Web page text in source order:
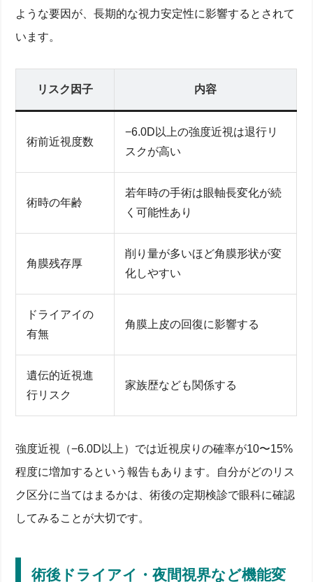
ような要因が、長期的な視力安定性に影響するとされて
います。
リスク因子 内容
術前近視度数
−6.0D以上の強度近視は退行リ
スクが高い
術時の年齢
若年時の手術は眼軸長変化が続
く可能性あり
角膜残存厚
削り量が多いほど角膜形状が変
化しやすい
ドライアイの
有無
角膜上皮の回復に影響する
遺伝的近視進
行リスク
家族歴なども関係する
強度近視（−6.0D以上）では近視戻りの確率が10〜15%
程度に増加するという報告もあります。自分がどのリス
ク区分に当てはまるかは、術後の定期検診で眼科に確認
してみることが大切です。
術後ドライアイ・夜間視界など機能変